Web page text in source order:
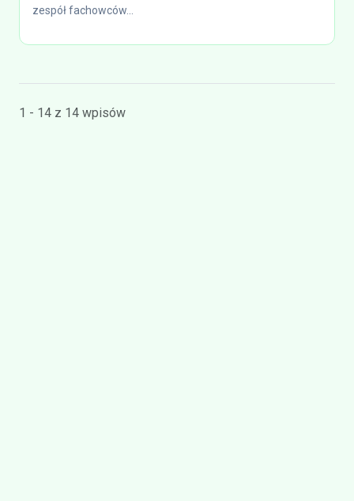
zespół fachowców...
1 - 14 z 14 wpisów